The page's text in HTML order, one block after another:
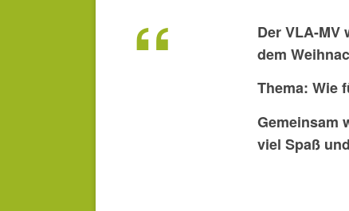
Der VLA-MV
dem
Thema: Wie
Gemeinsam
viel Spaß